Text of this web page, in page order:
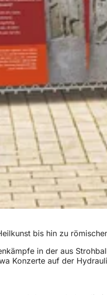
bis hin zu
in der aus
Konzerte auf der